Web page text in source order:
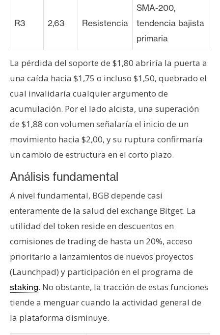
R3 2,63 Resistencia
SMA-200,
tendencia bajista
primaria
La pérdida del soporte de $1,80 abriría la puerta a
una caída hacia $1,75 o incluso $1,50, quebrado el
cual invalidaría cualquier argumento de
acumulación. Por el lado alcista, una superación
de $1,88 con volumen señalaría el inicio de un
movimiento hacia $2,00, y su ruptura confirmaría
un cambio de estructura en el corto plazo.
Análisis fundamental
A nivel fundamental, BGB depende casi
enteramente de la salud del exchange Bitget. La
utilidad del token reside en descuentos en
comisiones de trading de hasta un 20%, acceso
prioritario a lanzamientos de nuevos proyectos
(Launchpad) y participación en el programa de
staking. No obstante, la tracción de estas funciones
tiende a menguar cuando la actividad general de
la plataforma disminuye.